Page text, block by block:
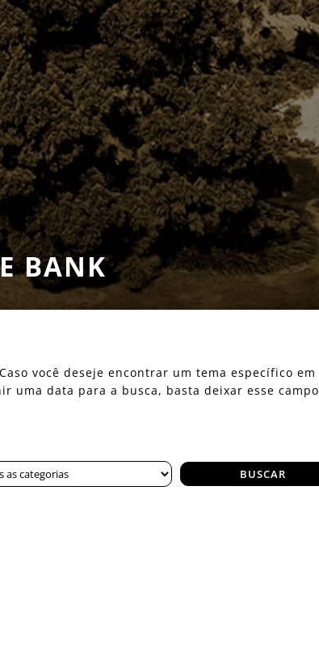
BANK
você deseje encontrar um tema específico em
uma data para a busca, basta deixar esse campo